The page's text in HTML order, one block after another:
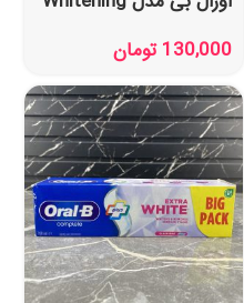
130,000 تومان